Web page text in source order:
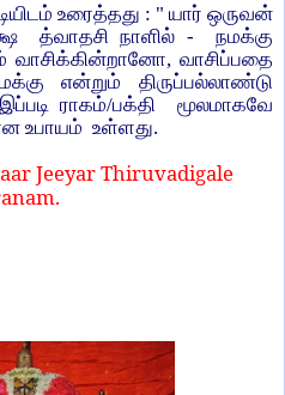
உரைத்தது : " யார் ஒருவன்
த்வாதசி நாளில் - நமக்கு
வாசிக்கின்றானோ, வாசிப்பதை
என்றும் திருப்பல்லாண்டு
ராகம்/பக்தி மூலமாகவே
உபாயம் உள்ளது.
Jeeyar Thiruvadigale